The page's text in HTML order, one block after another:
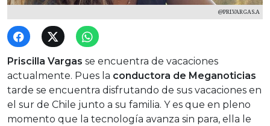
@PRI.VARGAS.A
Priscilla Vargas se encuentra de vacaciones
actualmente. Pues la conductora de Meganoticias
tarde se encuentra disfrutando de sus vacaciones en
el sur de Chile junto a su familia. Y es que en pleno
momento que la tecnología avanza sin para, ella le